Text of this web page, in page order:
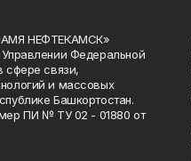
НЕФТЕКАМСК»
Федеральной
сфере связи,
и массовых
Башкортостан.
ПИ № ТУ 02 - 01880 от